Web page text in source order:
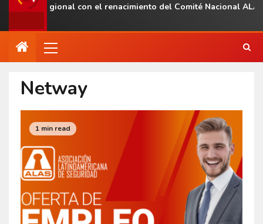
regional con el renacimiento del Comité Nacional ALAS
Netway
1 min read